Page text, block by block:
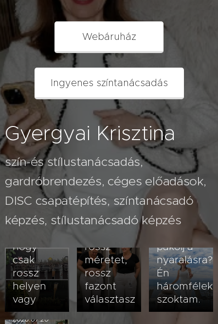
Webáruház
Ingyenes színtanácsadás
Gyergyai Krisztina
szín-és stílustanácsadás,
gardróbrendezés, céges előadások,
DISC csapatépítés, színtanácsadó
képzés, stílustanácsadó képzés
2026.08.03
Nem
veled van
hogy
csak
rossz
helyen
vagy
2026.07.26
A fehér
nadrág
kövérít –
rossz
méretet,
rossz
fazont
választasz
2026.07.23
Hogyan
pakolj a
nyaralásra?
Én
szoktam.
2026.07.20